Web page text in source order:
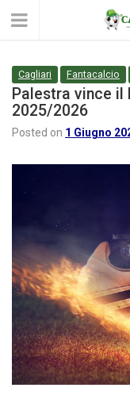
Cagliari Fantacalcio
Palestra vince il
2025/2026
Posted on 1 Giugno